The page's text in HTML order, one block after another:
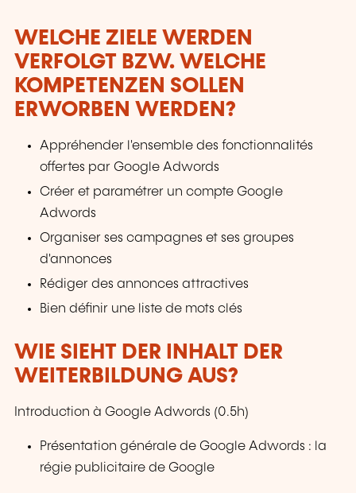
WELCHE ZIELE WERDEN
VERFOLGT BZW. WELCHE
KOMPETENZEN SOLLEN
ERWORBEN WERDEN?
Appréhender l'ensemble des fonctionnalités
offertes par Google Adwords
Créer et paramétrer un compte Google
Adwords
Organiser ses campagnes et ses groupes
d'annonces
Rédiger des annonces attractives
Bien définir une liste de mots clés
WIE SIEHT DER INHALT DER
WEITERBILDUNG AUS?
Introduction à Google Adwords (0.5h)
Présentation générale de Google Adwords : la
régie publicitaire de Google